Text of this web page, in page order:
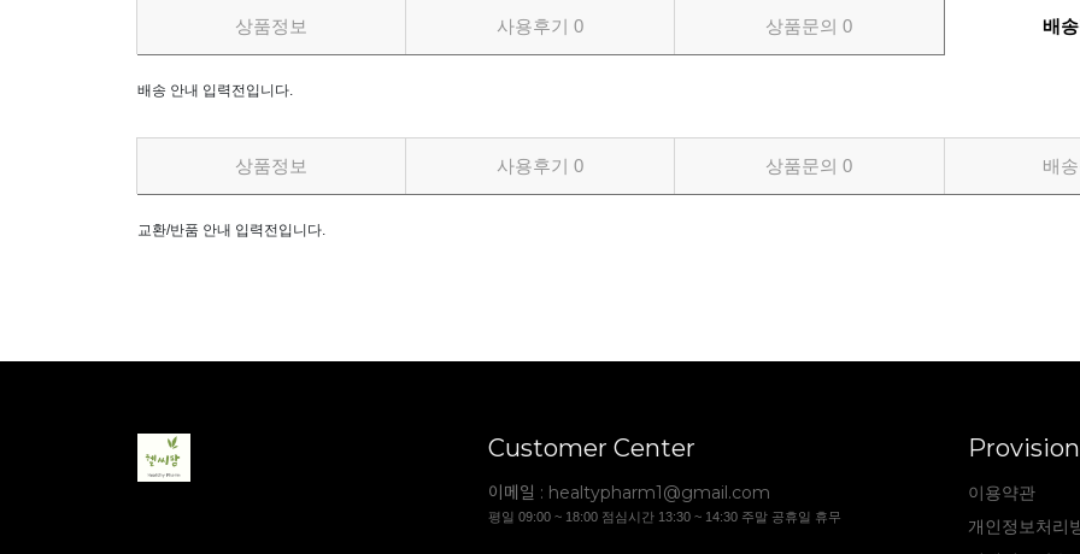
상품정보 사용후기0 상품문의0 배
배송 안내 입력전입니다.
상품정보 사용후기0 상품문의0 배
교환/반품 안내 입력전입니다.
Customer Center
이메일 : healtypharm1@gmail.com
평일 09:00 ~ 18:00 점심시간 13:30 ~ 14:30 주말 공휴일 휴무
Provision
이용약관
개인정보처리